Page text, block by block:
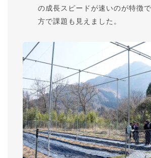
の成長スピードが速いのが特徴
方で課題も見えました。